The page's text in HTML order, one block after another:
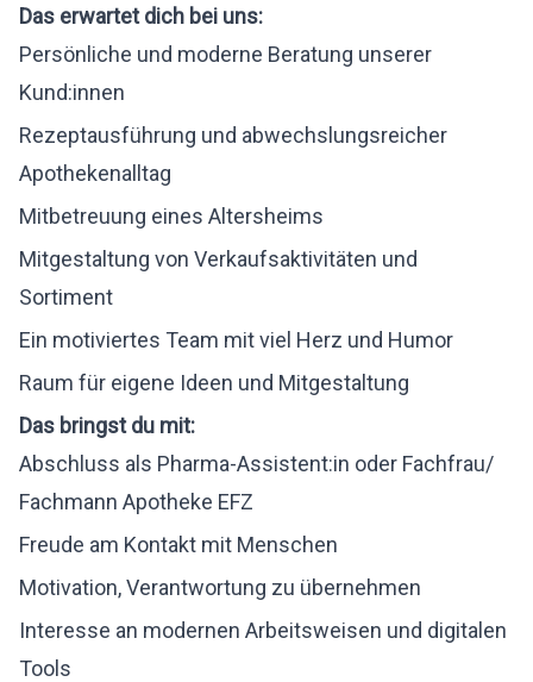
Das erwartet dich bei uns:
Persönliche und moderne Beratung unserer
Kund:innen
Rezeptausführung und abwechslungsreicher
Apothekenalltag
Mitbetreuung eines Altersheims
Mitgestaltung von Verkaufsaktivitäten und
Sortiment
Ein motiviertes Team mit viel Herz und Humor
Raum für eigene Ideen und Mitgestaltung
Das bringst du mit:
Abschluss als Pharma-Assistent:in oder Fachfrau/
Fachmann Apotheke EFZ
Freude am Kontakt mit Menschen
Motivation, Verantwortung zu übernehmen
Interesse an modernen Arbeitsweisen und digitalen
Tools